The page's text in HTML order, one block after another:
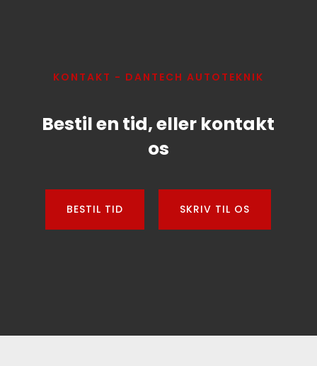
KONTAKT - DANTECH AUTOTEKNIK
Bestil en tid, eller kontakt
os
BESTIL TID SKRIV TIL OS